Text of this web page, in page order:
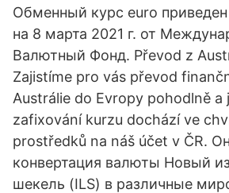
Обменный курс euro
на 8 марта 2021 г. от
Валютный Фонд. Převod z
Zajistíme pro vás převod
Austrálie do Evropy pohodlně a
zafixování kurzu dochází ve
prostředků na náš účet v ČR.
конвертация валюты Новый
шекель (ILS) в различные